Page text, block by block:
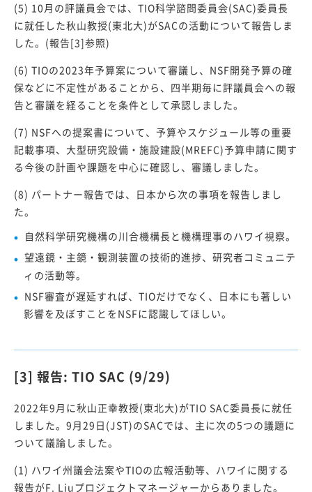
(5) 10月の評議員会では、TIO科学諮問委員会(SAC)委員長
に就任した秋山教授(東北大)がSACの活動について報告しま
した。(報告[3]参照)
(6) TIOの2023年予算案について審議し、NSF開発予算の確
保などに不定性があることから、四半期毎に評議員会への報
告と審議を経ることを条件として承認しました。
(7) NSFへの提案書について、予算やスケジュール等の重要
記載事項、大型研究設備・施設建設(MREFC)予算申請に関す
る今後の計画や課題を中心に確認し、審議しました。
(8) パートナー報告では、日本から次の事項を報告しまし
た。
自然科学研究機構の川合機構長と機構理事のハワイ視察。
望遠鏡・主鏡・観測装置の技術的進捗、研究者コミュニテ
ィの活動等。
NSF審査が遅延すれば、TIOだけでなく、日本にも著しい
影響を及ぼすことをNSFに認識してほしい。
[3] 報告: TIO SAC (9/29)
2022年9月に秋山正幸教授(東北大)がTIO SAC委員長に就任
しました。9月29日(JST)のSACでは、主に次の5つの議題に
ついて議論しました。
(1) ハワイ州議会法案やTIOの広報活動等、ハワイに関する
報告がF. Liuプロジェクトマネージャーからありました。